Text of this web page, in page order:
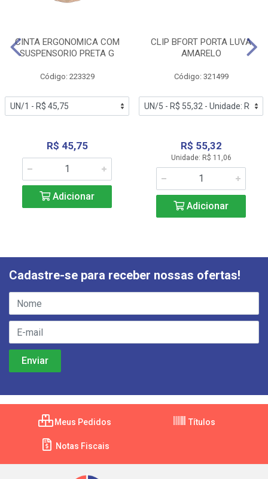
CINTA ERGONOMICA COM
SUSPENSORIO PRETA G
Código: 223329
R$ 45,75
Adicionar
CLIP BFORT PORTA LUVA
AMARELO
Código: 321499
R$ 55,32
Unidade: R$ 11,06
Adicionar
Cadastre-se para receber nossas ofertas!
Meus Pedidos Títulos
Notas Fiscais